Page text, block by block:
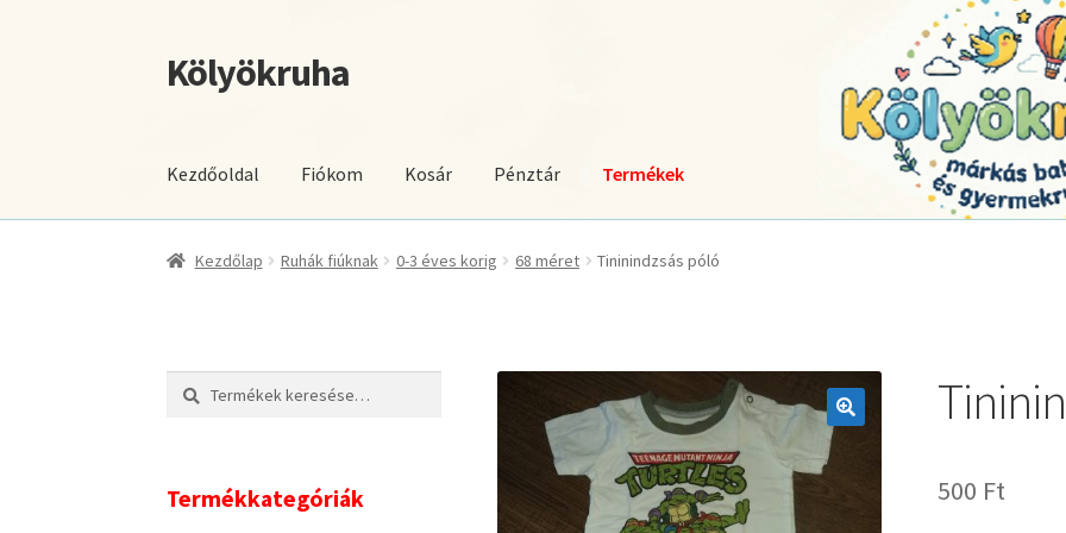
Ugrás
a
Kilépés
a
Kölyökruha
Kezdőoldal Fiókom Kosár Pénztár Termékek
Kezdőlap Ruhák fiúknak 0-3 éves korig 68 méret Tininindzsás póló
500 Ft
Keresés
Keresés
Termékkategóriák